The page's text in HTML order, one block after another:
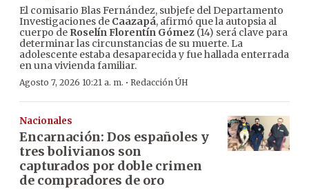
El comisario Blas Fernández, subjefe del Departamento
Investigaciones de Caazapá, afirmó que la autopsia al
cuerpo de Roselín Florentín Gómez (14) será clave para
determinar las circunstancias de su muerte. La
adolescente estaba desaparecida y fue hallada enterrada
en una vivienda familiar.
Agosto 7, 2026 10:21 a. m. · Redacción ÚH
Nacionales
Encarnación: Dos españoles y
tres bolivianos son
capturados por doble crimen
de compradores de oro